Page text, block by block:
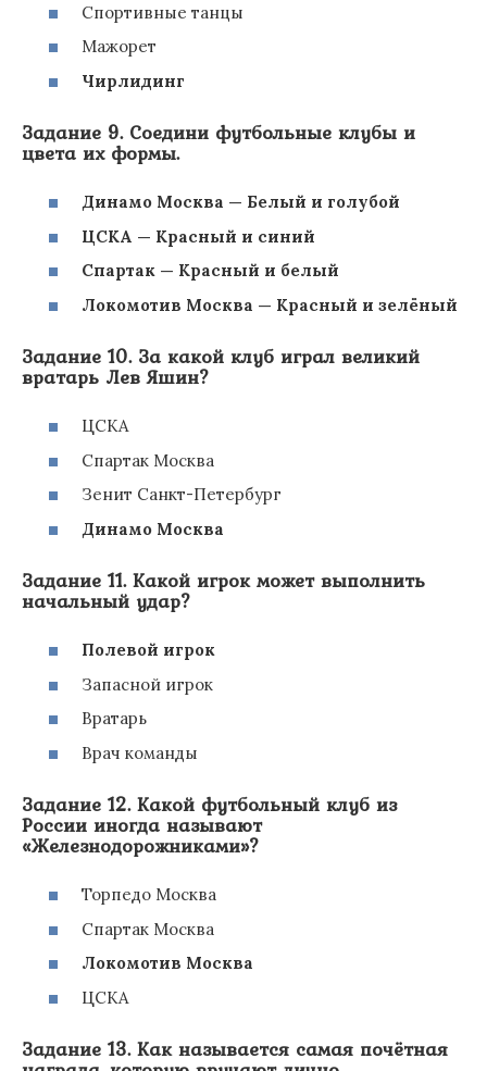
Спортивные танцы
Мажорет
Чирлидинг
Задание 9. Соедини футбольные клубы и
цвета их формы.
Динамо Москва — Белый и голубой
ЦСКА — Красный и синий
Спартак — Красный и белый
Локомотив Москва — Красный и зелёный
Задание 10. За какой клуб играл великий
вратарь Лев Яшин?
ЦСКА
Спартак Москва
Зенит Санкт-Петербург
Динамо Москва
Задание 11. Какой игрок может выполнить
начальный удар?
Полевой игрок
Запасной игрок
Вратарь
Врач команды
Задание 12. Какой футбольный клуб из
России иногда называют
«Железнодорожниками»?
Торпедо Москва
Спартак Москва
Локомотив Москва
ЦСКА
Задание 13. Как называется самая почётная